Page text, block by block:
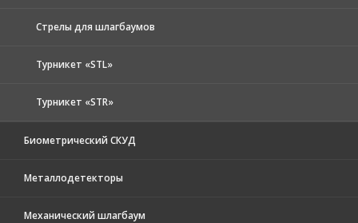
Стрелы для шлагбаумов
Турникет «STL»
Турникет «STR»
Биометрический СКУД
Металлодетекторы
Механический шлагбаум